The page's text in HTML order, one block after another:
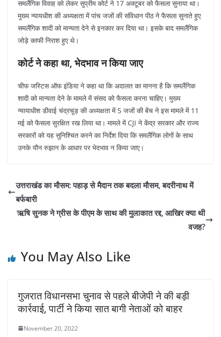
समलैंगिक विवाह को लेकर सुप्रीम कोर्ट ने 17 अक्टूबर को फैसला सुनाया था।
मुख्य न्यायधीश की अध्यक्षता में पांच जजों की संविधान पीठ ने फैसला सुनाते हुए
समलैंगिक शादी को मान्यता देने से इनकार कर दिया था। इसके बाद समलैंगिक
जोड़े काफी निराश हुए थे।
कोर्ट ने कहा था, भेदभाव न किया जाए
चीफ जस्टिस ऑफ इंडिया ने कहा था कि अदालत का मानना है कि समलैंगिक
शादी को मान्यता देने के मामले में संसद को फैसला करना चाहिए। मुख्य
न्यायाधीश डीवाई चंद्रचूड़ की अध्यक्षता में 5 जजों की बेंच ने इस मामले में 11
मई को फैसला सुरक्षित रख लिया था। मामले में CJI ने केंद्र सरकार और राज्य
सरकारों को यह सुनिश्चित करने का निर्देश दिया कि समलैंगिक लोगों के साथ
उनके यौन रुझान के आधार पर भेदभाव न किया जाए।
उत्तराखंड का मौसम: पहाड़ से मैदान तक बदला मौसम, बदरीनाथ में
बर्फबारी
ऋषि सुनक ने ग्रीस के पीएम के साथ की मुलाकात रद्द, आखिर क्या थी
वजह?
You May Also Like
गुजरात विधानसभा चुनाव से पहले बीजेपी ने की बड़ी
कार्रवाई, पार्टी ने किया सात बागी नेताओं को बाहर
November 20, 2022